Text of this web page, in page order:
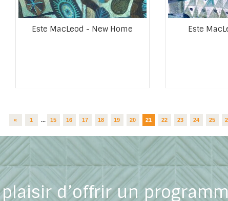
Este MacLeod - New Home Este
« 1 ... 15 16 17 18 19 20 21 22 23 24 25
d’offrir un